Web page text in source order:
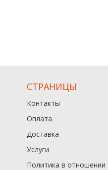
СТРАНИЦЫ
Контакты
Оплата
Доставка
Услуги
Политика в отношении